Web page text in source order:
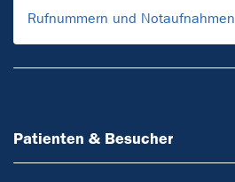
Rufnummern und Notaufnahmen
Patienten & Besucher